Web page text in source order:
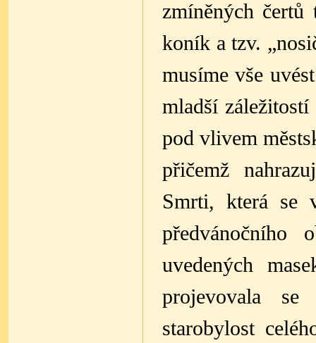
zmíněných čertů
koník a tzv.
musíme vše
mladší
pod vlivem
přičemž
Smrti, která se
předvánočního
uvedených
projevovala se
starobylost